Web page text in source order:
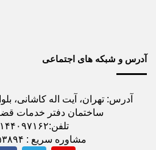
آدرس و شبکه های اجتماعی
آدرس: تهران، آیت اله کاشانی،
تلفن:۰۲۱۴۴۰۹۷۱۶۲
مشاوره سریع : ۰۹۱۲۵۴۵۳۸۹۴